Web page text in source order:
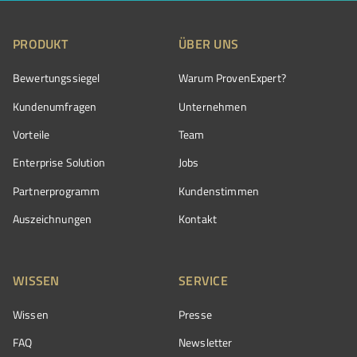
PRODUKT
Bewertungssiegel
Kundenumfragen
Vorteile
Enterprise Solution
Partnerprogramm
Auszeichnungen
ÜBER UNS
Warum ProvenExpert?
Unternehmen
Team
Jobs
Kundenstimmen
Kontakt
WISSEN
Wissen
FAQ
SERVICE
Presse
Newsletter